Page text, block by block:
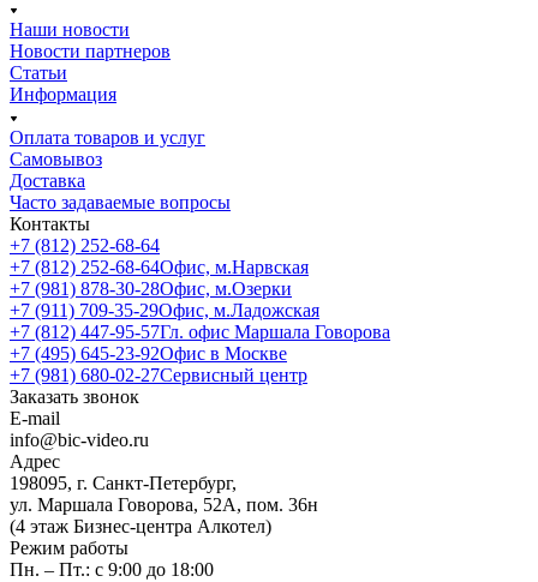
Наши новости
Новости партнеров
Статьи
Информация
Оплата товаров и услуг
Самовывоз
Доставка
Часто задаваемые вопросы
Контакты
+7 (812) 252-68-64
+7 (812) 252-68-64Офис, м.Нарвская
+7 (981) 878-30-28Офис, м.Озерки
+7 (911) 709-35-29Офис, м.Ладожская
+7 (812) 447-95-57Гл. офис Маршала Говорова
+7 (495) 645-23-92Офис в Москве
+7 (981) 680-02-27Сервисный центр
Заказать звонок
E-mail
info@bic-video.ru
Адрес
198095, г. Санкт-Петербург,
ул. Маршала Говорова, 52А, пом. 36н
(4 этаж Бизнес-центра Алкотел)
Режим работы
Пн. – Пт.: с 9:00 до 18:00